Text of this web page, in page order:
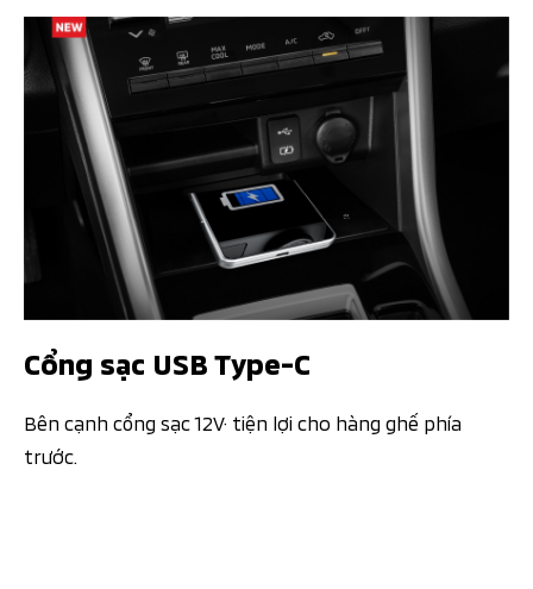
Cổng sạc USB Type-C
Bên cạnh cổng sạc 12V· tiện lợi cho hàng ghế phía
trước.​